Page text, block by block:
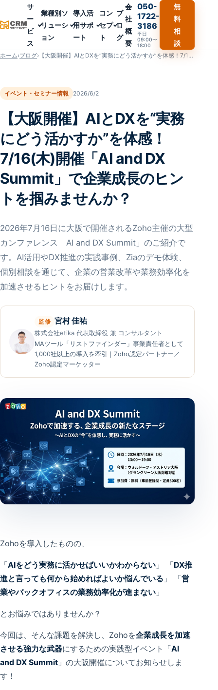
サ
ー
ビ
ス
業種別ソ
リューシ
ョン
導入活
用サポ
ート
コン
セプ
ト
ブ
ロ
グ
会
社
概
要
050-
1722-
3186
平日
09:00〜
18:00
無
料
相
談
ホーム›ブログ› 【大阪開催】AIとDXを“実務にどう活かすか”を体感！7/16(木)開催「AI and DX Summit」で企業成長のヒントを掴みませんか？
イベント・セミナー情報 2026/6/2
【大阪開催】AIとDXを“実務
にどう活かすか”を体感！
7/16(木)開催「AI and DX
Summit」で企業成長のヒン
トを掴みませんか？
2026年7月16日に大阪で開催されるZoho主催の大型
カンファレンス「AI and DX Summit」のご紹介で
す。AI活用やDX推進の実践事例、Ziaのデモ体験、
個別相談を通じて、企業の営業改革や業務効率化を
加速させるヒントをお届けします。
監修 宮村 佳祐
株式会社etika 代表取締役 兼 コンサルタント
MAツール「リストファインダー」事業責任者として
1,000社以上の導入を牽引｜Zoho認定パートナー／
Zoho認定マーケッター
Zohoを導入したものの、
「AIをどう実務に活かせばいいかわからない 」 「DX推
進と言っても何から始めればよいか悩んでいる 」 「営
業やバックオフィスの業務効率化が進まない 」
とお悩みではありませんか？
今回は、そんな課題を解決し、Zohoを企業成長を加速
させる強力な武器にするための実践型イベント「AI
and DX Summit 」の大阪開催についてお知らせしま
す！